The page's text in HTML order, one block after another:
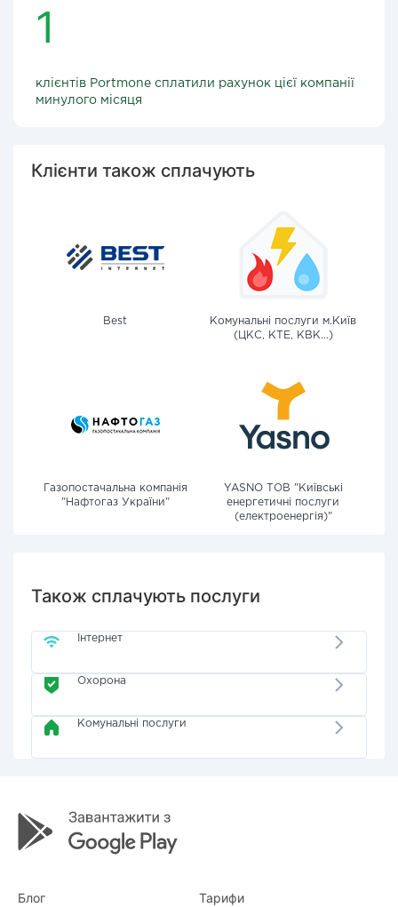
1
клієнтів Portmone сплатили рахунок цієї компанії
минулого місяця
Клієнти також сплачують
Best
Комунальні послуги м.Київ
(ЦКС, КТЕ, КВК...)
Газопостачальна компанія
"Нафтогаз України"
YASNO ТОВ "Київські
енергетичні послуги
(електроенергія)"
Також сплачують послуги
Інтернет
Охорона
Комунальні послуги
Блог Тарифи